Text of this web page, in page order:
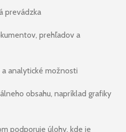
prevádzka
prehľadov a
analytické možnosti
obsahu, napríklad grafiky
podporuje úlohy, kde je